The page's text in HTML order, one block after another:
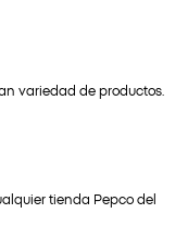
variedad de productos.
tienda Pepco del